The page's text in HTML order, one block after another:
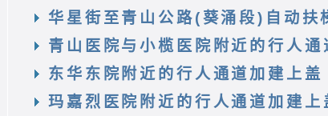
华星街至青山公路(葵涌段)自动扶
青山医院与小榄医院附近的行人通
东华东院附近的行人通道加建上盖
玛嘉烈医院附近的行人通道加建上